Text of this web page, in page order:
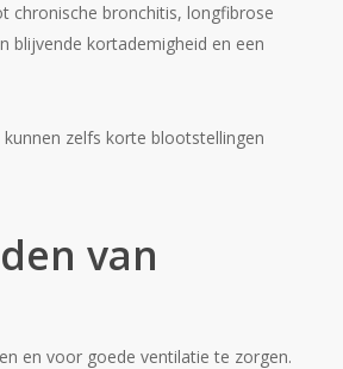
chronische bronchitis, longfibrose
blijvende kortademigheid en een
zelfs korte blootstellingen
van
en voor goede ventilatie te zorgen.